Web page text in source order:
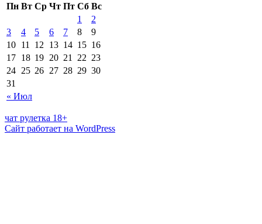
Пн Вт Ср Чт Пт Сб Вс
« Июл
1
2
3
4 5 6 7 8
9
10 11 12 13 14 15 16
17 18 19 20 21 22 23
24 25 26 27 28 29 30
31
чат рулетка 18+
Сайт работает на WordPress